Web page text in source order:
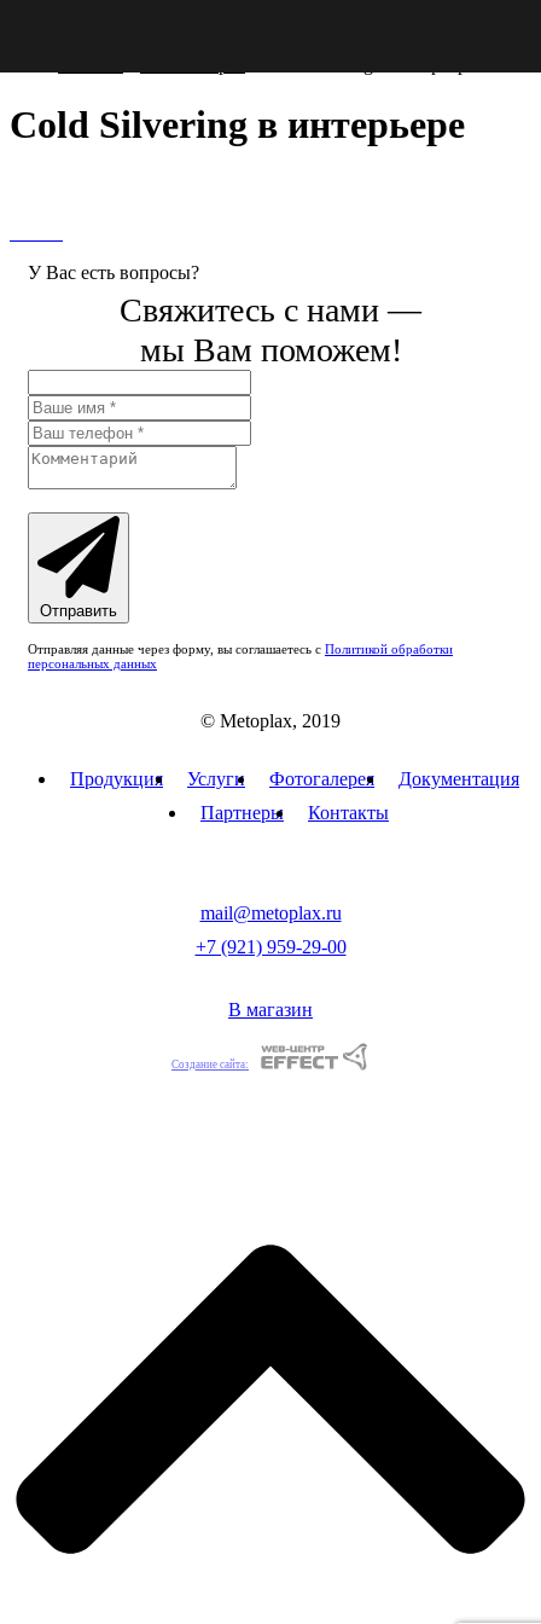
Cold Silvering в интерьере
У Вас есть вопросы?
Свяжитесь с нами —
мы Вам поможем!
Отправить
Отправляя данные через форму, вы соглашаетесь с Политикой обработки
персональных данных
© Metoplax, 2019
Продукция Услуги Фотогалерея
Документация
Партнеры
Контакты
mail@metoplax.ru
+7 (921) 959-29-00
В магазин
Создание сайта: